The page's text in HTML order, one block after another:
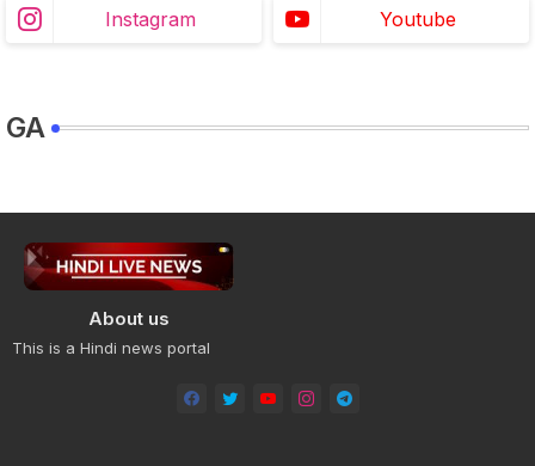
Instagram Youtube
GA
About us
This is a Hindi news portal